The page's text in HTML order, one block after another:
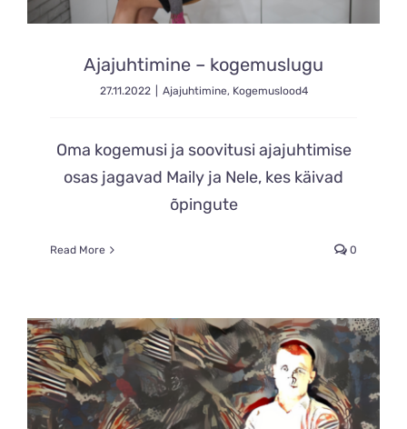
Ajajuhtimine – kogemuslugu
27.11.2022 Ajajuhtimine, Kogemuslood4
Oma kogemusi ja soovitusi ajajuhtimise
osas jagavad Maily ja Nele, kes käivad
õpingute
Read More 0